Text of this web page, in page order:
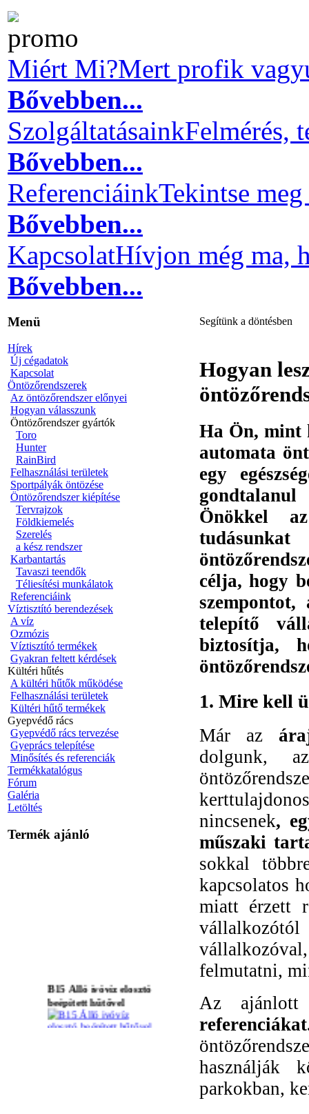
Miért Mi?Mert profik
Bővebben...
SzolgáltatásainkFelmérés,
Bővebben...
ReferenciáinkTekintse
Bővebben...
KapcsolatHívjon még ma,
Bővebben...
Menü
Hírek
Új cégadatok
Kapcsolat
Öntözőrendszerek
Az öntözőrendszer előnyei
Hogyan válasszunk
Öntözőrendszer gyártók
Toro
Hunter
RainBird
Felhasználási területek
Sportpályák öntözése
Öntözőrendszer kiépítése
Tervrajzok
Földkiemelés
Szerelés
a kész rendszer
Karbantartás
Tavaszi teendők
Téliesítési munkálatok
Referenciáink
Víztisztító berendezések
A víz
Ozmózis
Víztisztító termékek
Gyakran feltett kérdések
Kültéri hűtés
A kültéri hűtők működése
Felhasználási területek
Kültéri hűtő termékek
Gyepvédő rács
Gyepvédő rács tervezése
Gyeprács telepítése
Minősítés és referenciák
Termékkatalógus
Fórum
Galéria
Letöltés
Termék ajánló
beépített hűtővel
Segítünk a döntésben
Hogyan
Ha Ön, mint
automata
egy
Önökkel
célja, hogy
telepítő
biztosítja,
1. Mire kell
Már az
dolgunk,
nincsenek,
műszaki
sokkal
kapcsolatos
miatt érzett
felmutatni,
Az ajánlott
használják
parkokban,